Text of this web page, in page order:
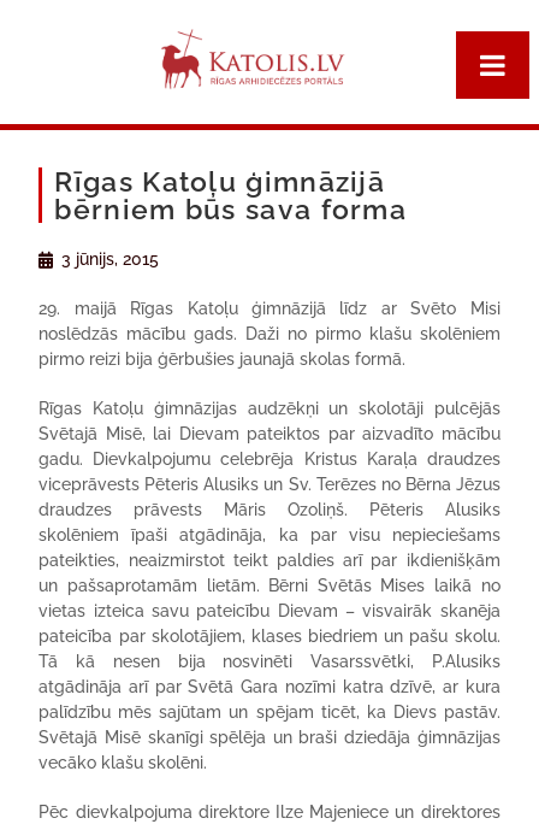
Rīgas Katoļu ģimnāzijā
bērniem būs sava forma
3 jūnijs, 2015
29. maijā Rīgas Katoļu ģimnāzijā līdz ar Svēto Misi
noslēdzās mācību gads. Daži no pirmo klašu skolēniem
pirmo reizi bija ģērbušies jaunajā skolas formā.
Rīgas Katoļu ģimnāzijas audzēkņi un skolotāji pulcējās
Svētajā Misē, lai Dievam pateiktos par aizvadīto mācību
gadu. Dievkalpojumu celebrēja Kristus Karaļa draudzes
viceprāvests Pēteris Alusiks un Sv. Terēzes no Bērna Jēzus
draudzes prāvests Māris Ozoliņš. Pēteris Alusiks
skolēniem īpaši atgādināja, ka par visu nepieciešams
pateikties, neaizmirstot teikt paldies arī par ikdienišķām
un pašsaprotamām lietām. Bērni Svētās Mises laikā no
vietas izteica savu pateicību Dievam – visvairāk skanēja
pateicība par skolotājiem, klases biedriem un pašu skolu.
Tā kā nesen bija nosvinēti Vasarssvētki, P.Alusiks
atgādināja arī par Svētā Gara nozīmi katra dzīvē, ar kura
palīdzību mēs sajūtam un spējam ticēt, ka Dievs pastāv.
Svētajā Misē skanīgi spēlēja un braši dziedāja ģimnāzijas
vecāko klašu skolēni.
Pēc dievkalpojuma direktore Ilze Majeniece un direktores